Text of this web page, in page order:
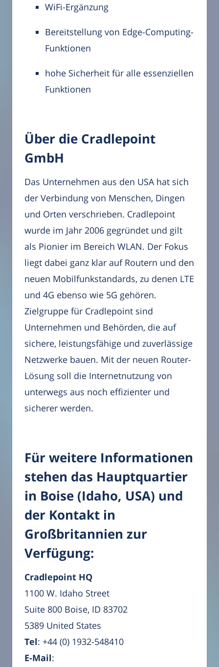
WiFi-Ergänzung
Bereitstellung von Edge-Computing-
Funktionen
hohe Sicherheit für alle essenziellen
Funktionen
Über die Cradlepoint
GmbH
Das Unternehmen aus den USA hat sich
der Verbindung von Menschen, Dingen
und Orten verschrieben. Cradlepoint
wurde im Jahr 2006 gegründet und gilt
als Pionier im Bereich WLAN. Der Fokus
liegt dabei ganz klar auf Routern und den
neuen Mobilfunkstandards, zu denen LTE
und 4G ebenso wie 5G gehören.
Zielgruppe für Cradlepoint sind
Unternehmen und Behörden, die auf
sichere, leistungsfähige und zuverlässige
Netzwerke bauen. Mit der neuen Router-
Lösung soll die Internetnutzung von
unterwegs aus noch effizienter und
sicherer werden.
Für weitere Informationen
stehen das Hauptquartier
in Boise (Idaho, USA) und
der Kontakt in
Großbritannien zur
Verfügung:
Cradlepoint HQ
1100 W. Idaho Street
Suite 800 Boise, ID 83702
5389 United States
Tel: +44 (0) 1932-548410
E-Mail: